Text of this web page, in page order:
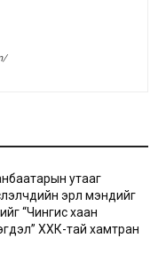
утааг
эрүүл мэндийг
“Чингис хаан
ХХК-тай хамтран